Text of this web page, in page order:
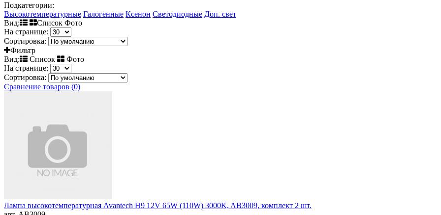
Подкатегории:
Высокотемпературные Галогенные Ксенон Светодиодные Доп. свет
Вид:
Список Фото
На странице:
Сортировка:
Фильтр
Вид:
Список
Фото
На странице:
Сортировка:
Сравнение товаров (0)
Лампа высокотемпературная Avantech H9 12V 65W (110W) 3000K, AB3009, комплект 2 шт.